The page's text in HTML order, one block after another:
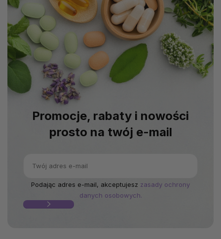
Promocje, rabaty i nowości
prosto na twój e-mail
Podając adres e-mail, akceptujesz zasady ochrony
danych osobowych.